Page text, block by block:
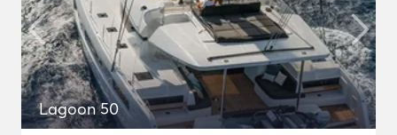
Lagoon 50